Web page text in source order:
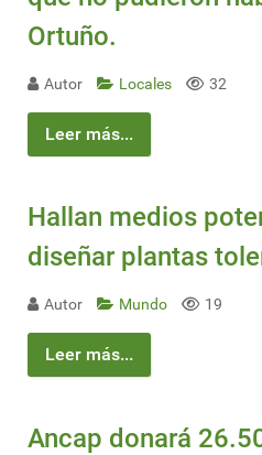
Ortuño.
Autor Locales 32
Leer más...
Hallan medios
diseñar plantas
Autor Mundo 19
Leer más...
Ancap donará